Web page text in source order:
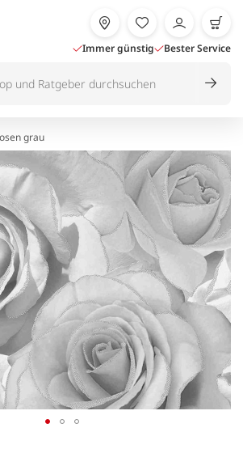
Immer günstig Bester Service
grau